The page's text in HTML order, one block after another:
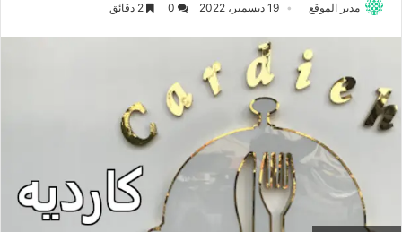
مدير الموقع 19 ديسمبر، 2022